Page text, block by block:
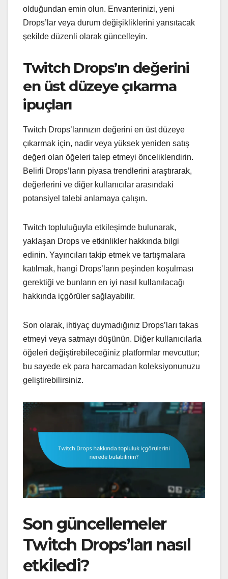
olduğundan emin olun. Envanterinizi, yeni
Drops’lar veya durum değişikliklerini yansıtacak
şekilde düzenli olarak güncelleyin.
Twitch Drops’ın değerini
en üst düzeye çıkarma
ipuçları
Twitch Drops’larınızın değerini en üst düzeye
çıkarmak için, nadir veya yüksek yeniden satış
değeri olan öğeleri talep etmeyi önceliklendirin.
Belirli Drops’ların piyasa trendlerini araştırarak,
değerlerini ve diğer kullanıcılar arasındaki
potansiyel talebi anlamaya çalışın.
Twitch topluluğuyla etkileşimde bulunarak,
yaklaşan Drops ve etkinlikler hakkında bilgi
edinin. Yayıncıları takip etmek ve tartışmalara
katılmak, hangi Drops’ların peşinden koşulması
gerektiği ve bunların en iyi nasıl kullanılacağı
hakkında içgörüler sağlayabilir.
Son olarak, ihtiyaç duymadığınız Drops’ları takas
etmeyi veya satmayı düşünün. Diğer kullanıcılarla
öğeleri değiştirebileceğiniz platformlar mevcuttur;
bu sayede ek para harcamadan koleksiyonunuzu
geliştirebilirsiniz.
Son güncellemeler
Twitch Drops’ları nasıl
etkiledi?